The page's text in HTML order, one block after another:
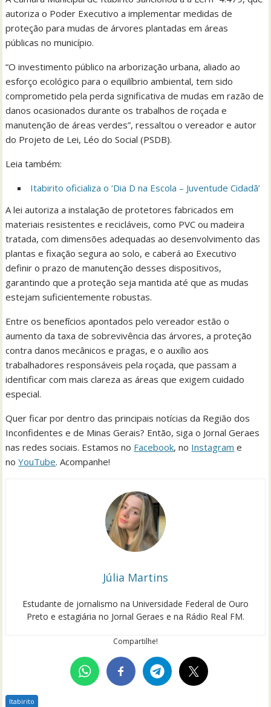
autoriza o Poder Executivo a implementar medidas de
proteção para mudas de árvores plantadas em áreas
públicas no município.
“O investimento público na arborização urbana, aliado ao
esforço ecológico para o equilíbrio ambiental, tem sido
comprometido pela perda significativa de mudas em razão de
danos ocasionados durante os trabalhos de roçada e
manutenção de áreas verdes”, ressaltou o vereador e autor
do Projeto de Lei, Léo do Social (PSDB).
Leia também:
Itabirito oficializa o ‘Dia D na Escola – Juventude Cidadã’
A lei autoriza a instalação de protetores fabricados em
materiais resistentes e recicláveis, como PVC ou madeira
tratada, com dimensões adequadas ao desenvolvimento das
plantas e fixação segura ao solo, e caberá ao Executivo
definir o prazo de manutenção desses dispositivos,
garantindo que a proteção seja mantida até que as mudas
estejam suficientemente robustas.
Entre os benefícios apontados pelo vereador estão o
aumento da taxa de sobrevivência das árvores, a proteção
contra danos mecânicos e pragas, e o auxílio aos
trabalhadores responsáveis pela roçada, que passam a
identificar com mais clareza as áreas que exigem cuidado
especial.
Quer ficar por dentro das principais notícias da Região dos
Inconfidentes e de Minas Gerais? Então, siga o Jornal Geraes
nas redes sociais. Estamos no Facebook, no Instagram e
noYouTube. Acompanhe!
Júlia Martins
Estudante de jornalismo na Universidade Federal de Ouro
Preto e estagiária no Jornal Geraes e na Rádio Real FM.
Compartilhe!
Itabirito